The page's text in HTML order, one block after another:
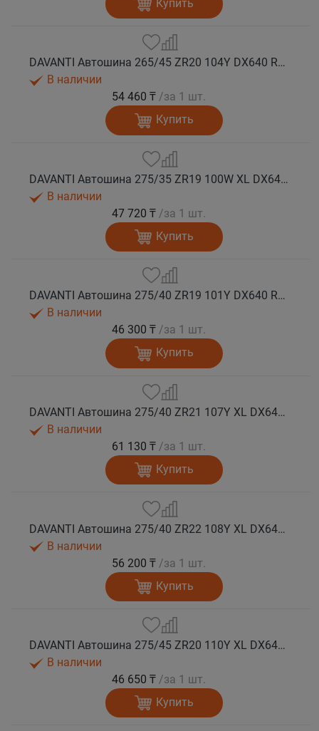
Купить
DAVANTI Автошина 265/45 ZR20 104Y DX640 RPR лето
В наличии
54 460 ₸ /за 1 шт.
Купить
DAVANTI Автошина 275/35 ZR19 100W XL DX640 RPR лето (Таиланд)
В наличии
47 720 ₸ /за 1 шт.
Купить
DAVANTI Автошина 275/40 ZR19 101Y DX640 RPR лето
В наличии
46 300 ₸ /за 1 шт.
Купить
DAVANTI Автошина 275/40 ZR21 107Y XL DX640 RPR лето
В наличии
61 130 ₸ /за 1 шт.
Купить
DAVANTI Автошина 275/40 ZR22 108Y XL DX640 RPR лето
В наличии
56 200 ₸ /за 1 шт.
Купить
DAVANTI Автошина 275/45 ZR20 110Y XL DX640 RPR лето (Таиланд)
В наличии
46 650 ₸ /за 1 шт.
Купить